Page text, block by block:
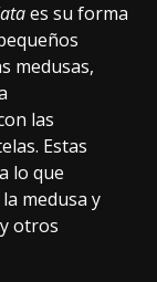
es su forma
medusas,
las
Estas
lo que
medusa y
otros